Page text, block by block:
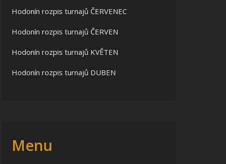
Hodonín rozpis turnajů ČERVENEC
Hodonín rozpis turnajů ČERVEN
Hodonín rozpis turnajů KVĚTEN
Hodonín rozpis turnajů DUBEN
Menu